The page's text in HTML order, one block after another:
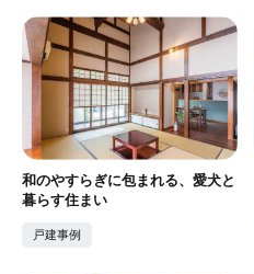
和のやすらぎに包まれる、愛犬と
暮らす住まい
戸建事例